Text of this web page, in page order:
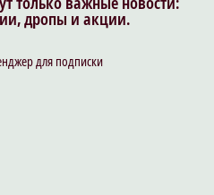
дропы и акции.
для подписки